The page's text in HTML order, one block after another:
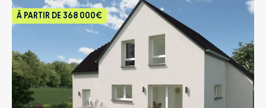
À PARTIR DE 368 000€